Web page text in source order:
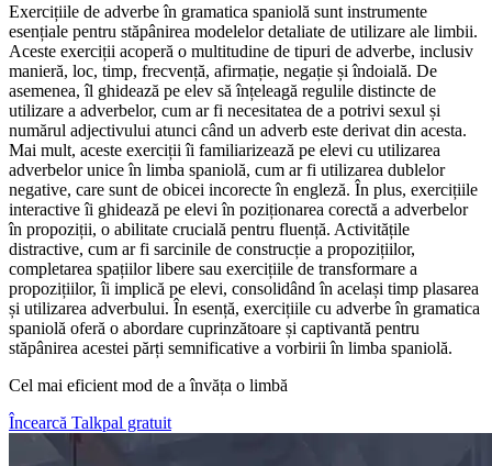
Exercițiile de adverbe în gramatica spaniolă sunt instrumente
esențiale pentru stăpânirea modelelor detaliate de utilizare ale limbii.
Aceste exerciții acoperă o multitudine de tipuri de adverbe, inclusiv
manieră, loc, timp, frecvență, afirmație, negație și îndoială. De
asemenea, îl ghidează pe elev să înțeleagă regulile distincte de
utilizare a adverbelor, cum ar fi necesitatea de a potrivi sexul și
numărul adjectivului atunci când un adverb este derivat din acesta.
Mai mult, aceste exerciții îi familiarizează pe elevi cu utilizarea
adverbelor unice în limba spaniolă, cum ar fi utilizarea dublelor
negative, care sunt de obicei incorecte în engleză. În plus, exercițiile
interactive îi ghidează pe elevi în poziționarea corectă a adverbelor
în propoziții, o abilitate crucială pentru fluență. Activitățile
distractive, cum ar fi sarcinile de construcție a propozițiilor,
completarea spațiilor libere sau exercițiile de transformare a
propozițiilor, îi implică pe elevi, consolidând în același timp plasarea
și utilizarea adverbului. În esență, exercițiile cu adverbe în gramatica
spaniolă oferă o abordare cuprinzătoare și captivantă pentru
stăpânirea acestei părți semnificative a vorbirii în limba spaniolă.
Cel mai eficient mod de a învăța o limbă
Încearcă Talkpal gratuit